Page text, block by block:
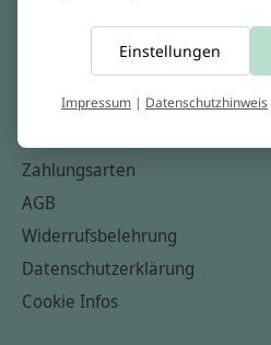
Informationen
Kontakt
Zahlungsarten
AGB
Widerrufsbelehrung
Datenschutzerklärung
Cookie Infos
Einstellungen
Impressum | Datenschutzhinweis